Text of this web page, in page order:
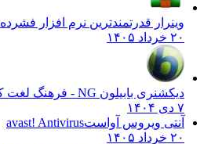
وینرار قدرتمندترین نرم افزار فشرده سازی
دیکشنری بابیلون NG - فرهنگ لغت کامپیوتر
آنتی ویروس آواست avast! Antivirus